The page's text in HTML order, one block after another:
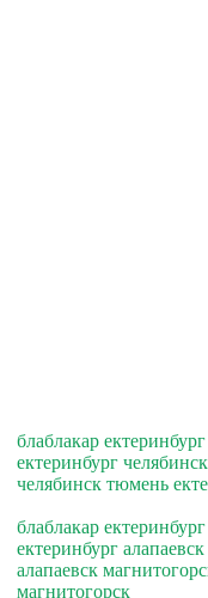
блаблакар
ектеринбург
челябинск тюмень
блаблакар
ектеринбург
алапаевск
магнитогорск